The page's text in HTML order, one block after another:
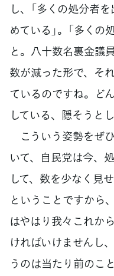
し、「多くの処分者
めている」。「多く
と。八十数名裏金議
数が減った形で、そ
ているのですね。ど
している、隠そうと
こういう姿勢をぜ
いて、自民党は今、
して、数を少なく見
ということですから
はやはり我々これか
ければいけませんし
うのは当たり前のこ